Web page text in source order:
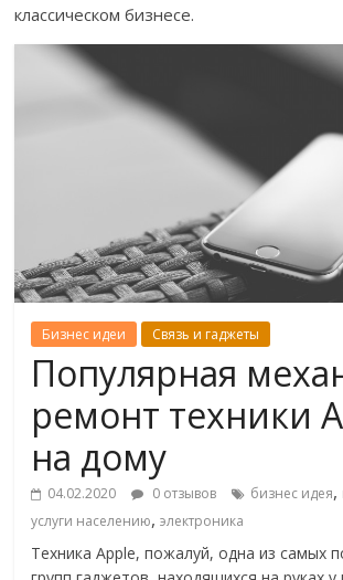
классическом бизнесе.
Бизнес идеи Связь и гаджеты
Популярная
ремонт техники
на дому
04.02.2020 0 отзывов бизнес идея,
услуги населению,электроника
Техника Apple, пожалуй, одна из самых